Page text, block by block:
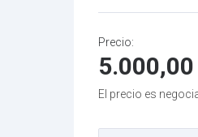
Precio:
5.000,00
El precio es